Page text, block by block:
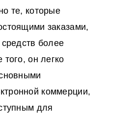
те, которые
заказами,
средств более
того, он легко
коммерции,
для